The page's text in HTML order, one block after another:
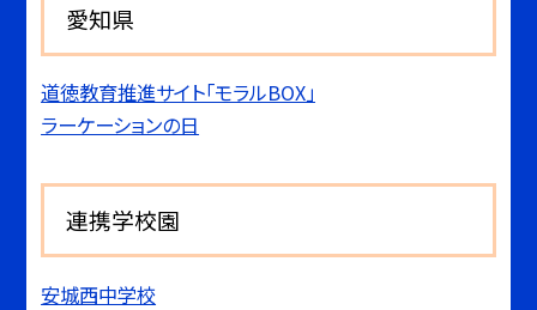
愛知県
道徳教育推進サイト「モラルBOX」
ラーケーションの日
連携学校園
安城西中学校